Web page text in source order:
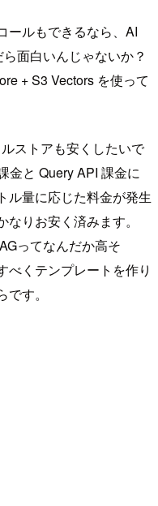
ールもできるなら、AI
面白いんじゃないか？
+ S3 Vectors を使って
ストアも安くしたいで
金と Query API 課金に
ル量に応じた料金が発生
りお安く済みます。
ってなんだか高そ
べくテンプレートを作り
す。